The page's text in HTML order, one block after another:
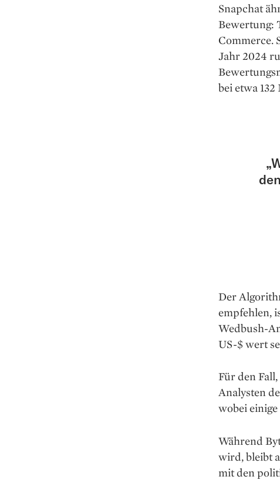
Snapchat
Bewertung:
Commerce.
Jahr 2024
bei etwa
Der
empfehlen,
Wedbush-
US-$ wert
Für den
Analysten
wobei
Während
wird, bleibt
mit den